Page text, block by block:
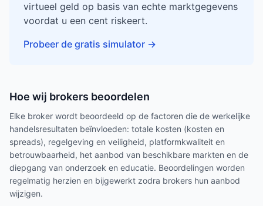
virtueel geld op basis van echte marktgegevens
voordat u een cent riskeert.
Probeer de gratis simulator →
Hoe wij brokers beoordelen
Elke broker wordt beoordeeld op de factoren die de werkelijke
handelsresultaten beïnvloeden: totale kosten (kosten en
spreads), regelgeving en veiligheid, platformkwaliteit en
betrouwbaarheid, het aanbod van beschikbare markten en de
diepgang van onderzoek en educatie. Beoordelingen worden
regelmatig herzien en bijgewerkt zodra brokers hun aanbod
wijzigen.